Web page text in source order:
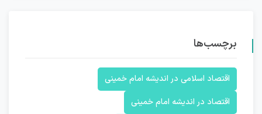
برچسب‌ها
اقتصاد اسلامی در اندیشه امام خمینی
اقتصاد در اندیشه امام خمینی